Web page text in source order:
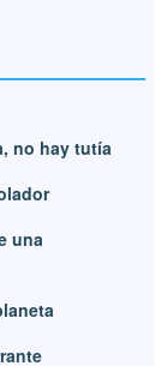
no hay tutía
una